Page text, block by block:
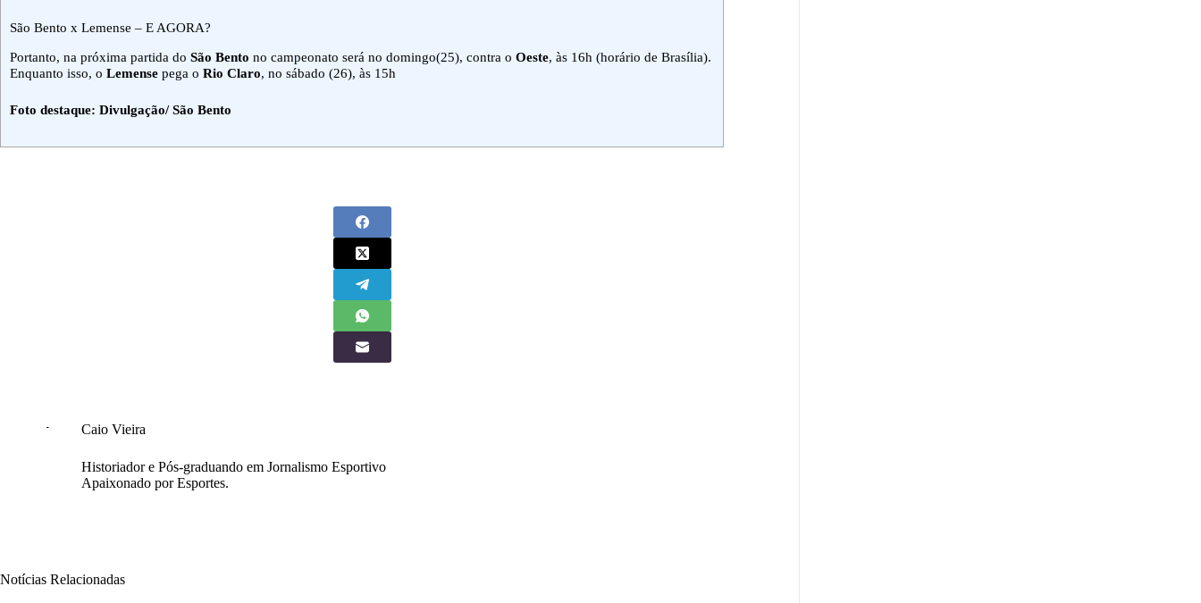
São Bento x Lemense – E AGORA?
Portanto, na próxima partida do São Bento no campeonato será no domingo(25), contra o Oeste, às 16h (horário de Brasília).
Enquanto isso, o Lemense pega o Rio Claro, no sábado (26), às 15h
Foto destaque: Divulgação/ São Bento
Caio Vieira
Historiador e Pós-graduando em Jornalismo Esportivo
Apaixonado por Esportes.
Notícias Relacionadas